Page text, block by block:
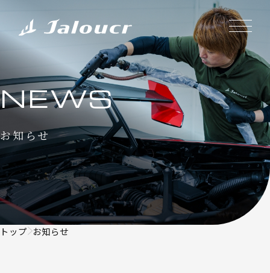
NEWS
お知らせ
トップ お知らせ